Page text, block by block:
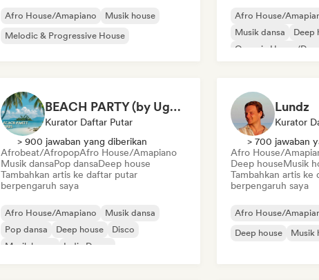
Afro House/Amapiano
Musik house
Melodic & Progressive House
Afro House/
Musik dansa
Deep
Organic House/
BEACH PARTY (by Ugg’A)
Kurator Daftar Putar
> 900 jawaban yang diberikan
Afrobeat/AfropopAfro House/Amapiano
Musik dansaPop dansaDeep house
Tambahkan artis ke daftar putar
berpengaruh saya
Afro House/Amapiano
Musik dansa
Pop dansa
Deep house
Disco
Musik house
Indie Dance
Lundz
Kurator
> 700 jawaban
Afro House/
Deep houseMusik
Tambahkan artis ke
berpengaruh saya
Afro House/
Deep house
Musik